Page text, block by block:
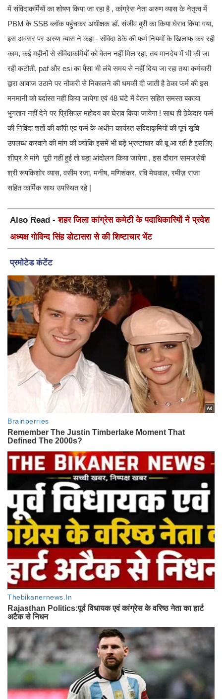
में संविदाकर्मियों का शोषण किया जा रहा है , कांग्रेस नेता अरुण व्यास के नेतृत्व में
PBM के SSB ब्लॉक पहुंचकर अधीक्षक डॉ. संजीव बुरी का किया घेराव किया गया,
इस अवसर पर अरुण व्यास ने कहा - संविदा ठेके की फर्म नियमों के खिलाफ कर रही
काम, कई महीनों से संविदाकर्मियों को वेतन नहीं मिल रहा, तय मानदेय में भी की जा
रही कटौती, paf और esi का पैसा भी लंबे समय से नहीं दिया जा रहा तथा कर्मचारी
द्वारा आवाज उठाने पर नौकरी से निकालने की धमकी दी जाती है ठेका फर्म की इस
मनमानी को बर्दास्त नहीं किया जायेगा एवं 48 घंटे में वेतन सहित समस्त बकाया
भुगतान नहीं देने पर प्रिंसिपल महोदय का घेराव किया जायेगा ! साथ ही ठेकेदार फर्म
की निविदा शर्तो की कॉपी एवं फर्म के अधीन कार्यरत संविदाकृमियों की पूर्ण सूचि
उपलब्ध करवाने की मांग की क्योंकि इसमें भी बड़े भ्रष्टाचार की बू आ रही है इसलिए
शीघ्र ये मांगे पूरी नहीं हुई तो बड़ा आंदोलन किया जायेगा , इस दौरान सामजसेवी
श्री रूपकिशोर व्यास, वसीम रजा, मनीष, मणिशंकर, रवि मेघवाल, रमीज़ राजा
सहित कार्मिक साथ उपस्थित रहे |
Also Read -शहर जिला कांग्रेस कमेटी के पदाधिकारियों ने प्रदेश
अध्यक्ष गोविन्द सिंह डोटासरा से की शिष्टाचार भेंट